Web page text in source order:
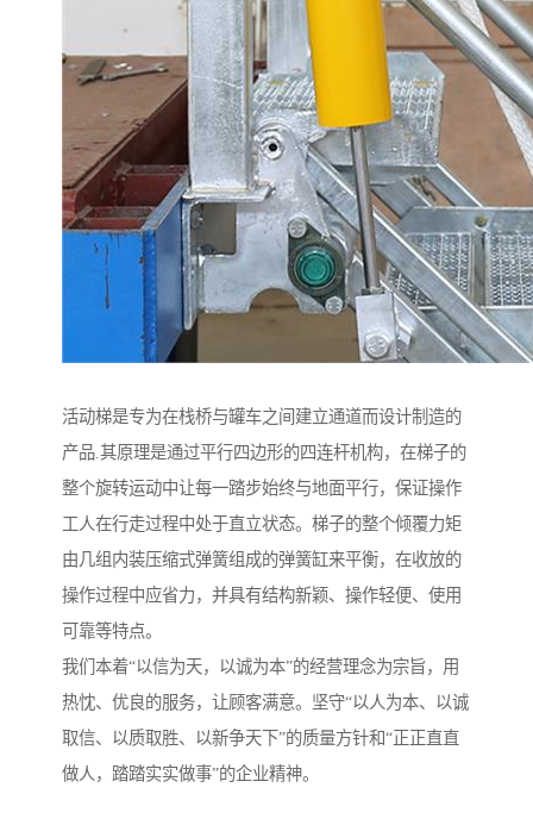
活动梯是专为在栈桥与罐车之间建立通道而设计制造的
产品.其原理是通过平行四边形的四连杆机构，在梯子的
整个旋转运动中让每一踏步始终与地面平行，保证操作
工人在行走过程中处于直立状态。梯子的整个倾覆力矩
由几组内装压缩式弹簧组成的弹簧缸来平衡，在收放的
操作过程中应省力，并具有结构新颖、操作轻便、使用
可靠等特点。
我们本着“以信为天，以诚为本”的经营理念为宗旨，用
热忱、优良的服务，让顾客满意。坚守“以人为本、以诚
取信、以质取胜、以新争天下”的质量方针和“正正直直
做人，踏踏实实做事”的企业精神。